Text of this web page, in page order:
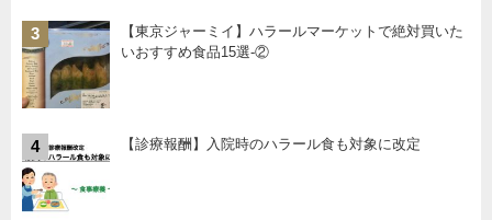
3
【東京ジャーミイ】ハラールマーケットで絶対買いた
いおすすめ食品15選-②
4 【診療報酬】入院時のハラール食も対象に改定